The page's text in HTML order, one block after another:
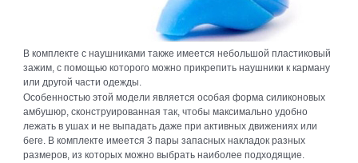
В комплекте с наушниками также имеется небольшой пластиковый
зажим, с помощью которого можно прикрепить наушники к карману
или другой части одежды.
Особенностью этой модели является особая форма силиконовых
амбушюр, сконструированная так, чтобы максимально удобно
лежать в ушах и не выпадать даже при активных движениях или
беге. В комплекте имеется 3 пары запасных накладок разных
размеров, из которых можно выбрать наиболее подходящие.